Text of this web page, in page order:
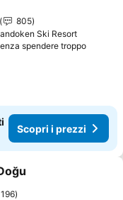
ai preferiti
805
Ski Resort
spendere troppo
Scopri i prezzi
ai preferiti
196